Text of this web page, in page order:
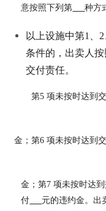
意按照下列第 种方
以上设施中第1、
条件的，出卖人
交付责任。
第5 项未按时达到
金；第6 项未按时达到
金；第7 项未按时达
付
元的违约金。出